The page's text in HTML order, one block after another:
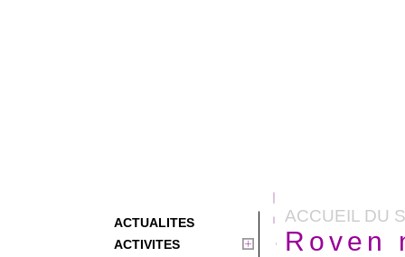
ACTUALITES
ACTIVITES
ACCUEIL DU
Roven